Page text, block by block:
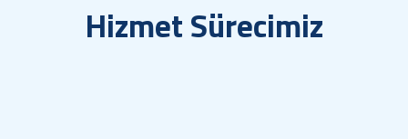
Hizmet Sürecimiz